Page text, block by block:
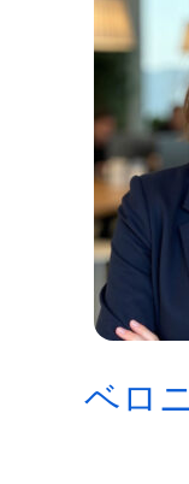
ベロ